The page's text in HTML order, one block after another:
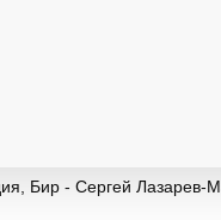
Бир - Сергей Лазарев-